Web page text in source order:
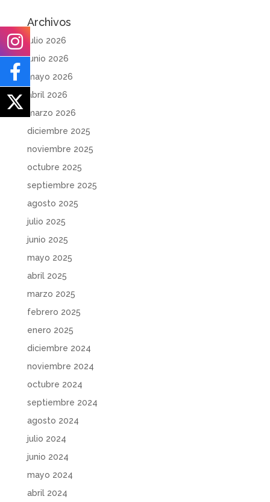
Archivos
julio 2026
junio 2026
mayo 2026
abril 2026
marzo 2026
diciembre 2025
noviembre 2025
octubre 2025
septiembre 2025
agosto 2025
julio 2025
junio 2025
mayo 2025
abril 2025
marzo 2025
febrero 2025
enero 2025
diciembre 2024
noviembre 2024
octubre 2024
septiembre 2024
agosto 2024
julio 2024
junio 2024
mayo 2024
abril 2024